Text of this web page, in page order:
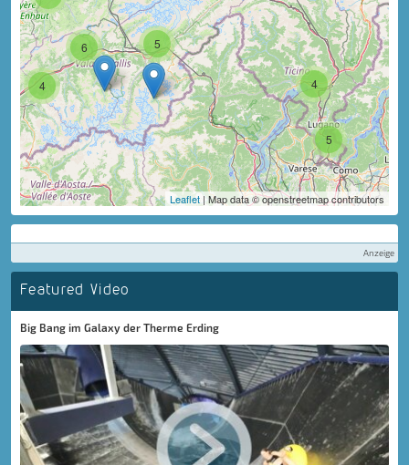
5
4
4
6 5
Leaflet | Map data © openstreetmap contributors
Anzeige
Featured Video
Big Bang im Galaxy der Therme Erding